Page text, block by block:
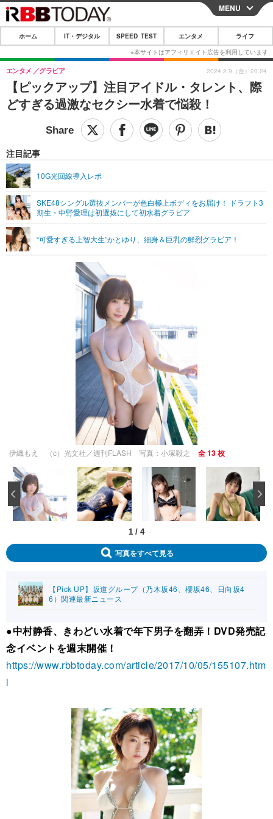
CLOSE
ホーム
IT・デジタル
IT・デジタルTOP スマートフォン
ショッピング その他
SPEED TEST
エンタメTOP 映画・ドラマ
グラビア
ショッピング その他
ライフTOP
その他
リリース一覧
プッシュ通知の停止方法
MENU
ホーム IT・デジタル SPEED TEST エンタメ ライフ
【ピックアップ】注目アイドル・タレント、際
どすぎる過激なセクシー水着で悩殺！
エンタメ グラビア
注目記事
10G光回線導入レポ
SKE48シングル選抜メンバーが色白極上ボディをお届け！ ドラフト3
期生・中野愛理は初選抜にして初水着グラビア
“可愛すぎる上智大生”かとゆり、細身＆巨乳の鮮烈グラビア！
2024.2.9（金）20:24
伊織もえ （c）光文社／週刊FLASH 写真：小塚毅之 全 13 枚
1 / 4
‹
写真をすべて見る
【Pick UP】坂道グループ（乃木坂46、櫻坂46、日向坂4
6）関連最新ニュース
●中村静香、きわどい水着で年下男子を翻弄！DVD発売記
念イベントを週末開催！
https://www.rbbtoday.com/article/2017/10/05/155107.htm
l